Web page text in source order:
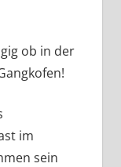
ob in der
im
sein